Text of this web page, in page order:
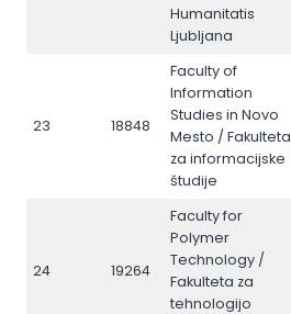
Humanitatis
Ljubljana
23 18848
Faculty of
Information
Studies in Novo
Mesto / Fakulteta
za informacijske
študije
24 19264
Faculty for
Polymer
Technology /
Fakulteta za
tehnologijo